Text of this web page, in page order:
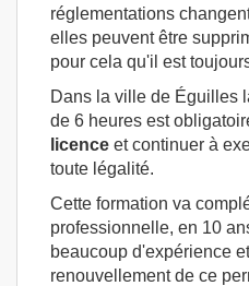
réglementations
elles peuvent être
pour cela qu'il est
Dans la ville de Éguilles
de 6 heures est
licence et continuer à
toute légalité.
Cette formation va
professionnelle, en 10
beaucoup d'expérience
renouvellement de ce